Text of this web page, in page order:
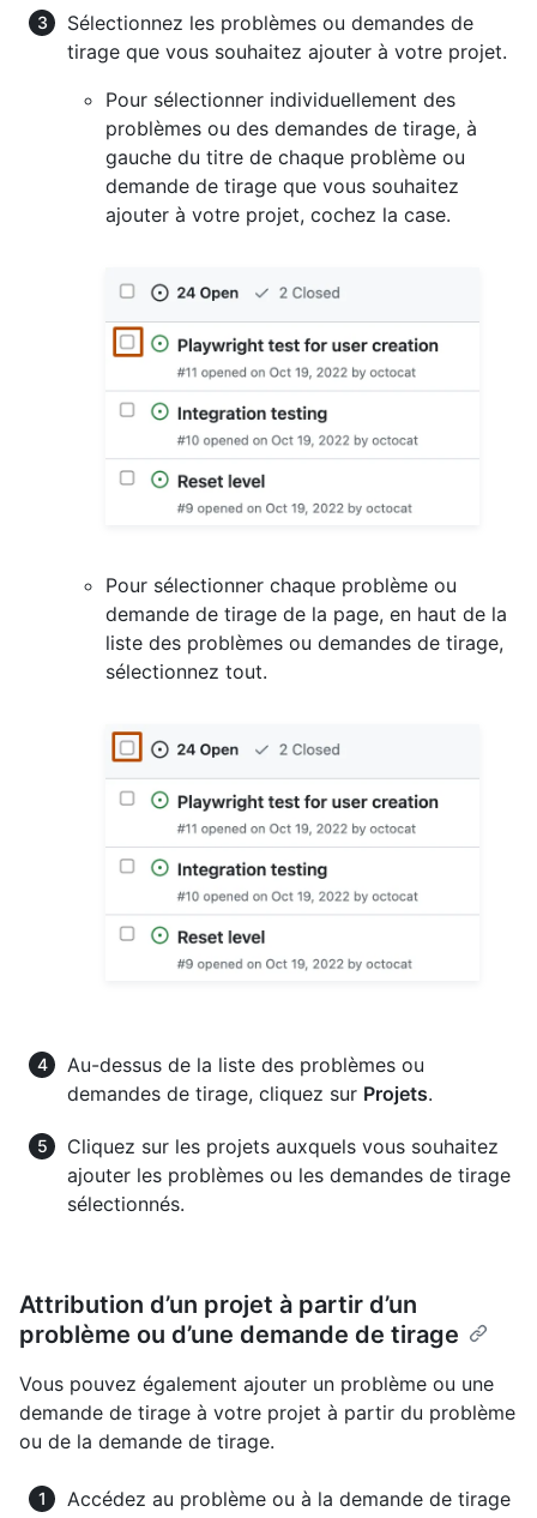
Sélectionnez les problèmes ou demandes de
tirage que vous souhaitez ajouter à votre projet.
Pour sélectionner individuellement des
problèmes ou des demandes de tirage, à
gauche du titre de chaque problème ou
demande de tirage que vous souhaitez
ajouter à votre projet, cochez la case.
Pour sélectionner chaque problème ou
demande de tirage de la page, en haut de la
liste des problèmes ou demandes de tirage,
sélectionnez tout.
Au-dessus de la liste des problèmes ou
demandes de tirage, cliquez sur Projets.
Cliquez sur les projets auxquels vous souhaitez
ajouter les problèmes ou les demandes de tirage
sélectionnés.
Attribution d’un projet à partir d’un
problème ou d’une demande de tirage
Vous pouvez également ajouter un problème ou une
demande de tirage à votre projet à partir du problème
ou de la demande de tirage.
Accédez au problème ou à la demande de tirage